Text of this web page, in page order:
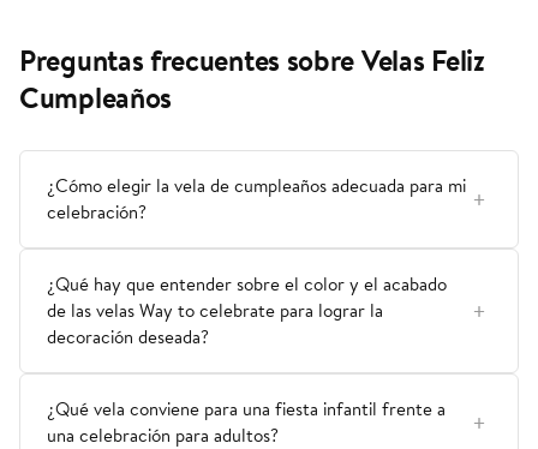
Preguntas frecuentes sobre Velas Feliz
Cumpleaños
¿Cómo elegir la vela de cumpleaños adecuada para mi
celebración?
¿Qué hay que entender sobre el color y el acabado
de las velas Way to celebrate para lograr la
decoración deseada?
¿Qué vela conviene para una fiesta infantil frente a
una celebración para adultos?